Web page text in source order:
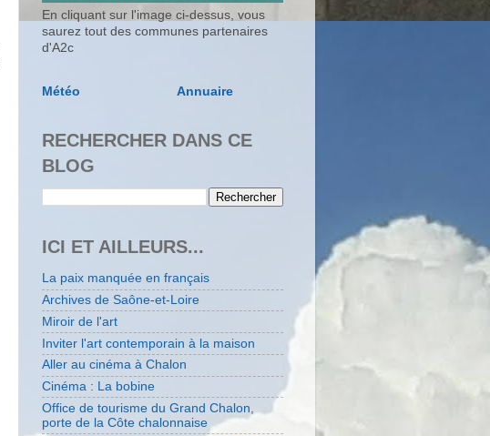
En cliquant sur l'image ci-dessus, vous
saurez tout des communes partenaires
d'A2c
Météo Annuaire
RECHERCHER DANS CE
BLOG
ICI ET AILLEURS...
La paix manquée en français
Archives de Saône-et-Loire
Miroir de l'art
Inviter l'art contemporain à la maison
Aller au cinéma à Chalon
Cinéma : La bobine
Office de tourisme du Grand Chalon,
porte de la Côte chalonnaise